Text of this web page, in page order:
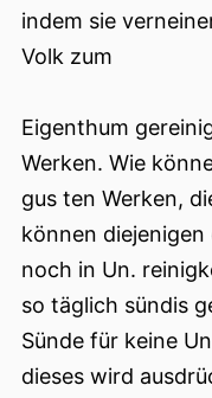
indem sie
Volk zum
Eigenthum
Werken. Wie
gus ten Werken,
können diejenigen
noch in Un.
so täglich sündis
Sünde für keine
dieses wird